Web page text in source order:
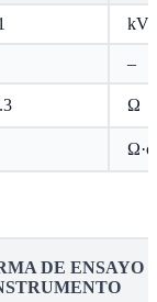
kV/
–
Ω
DE ENSAYO